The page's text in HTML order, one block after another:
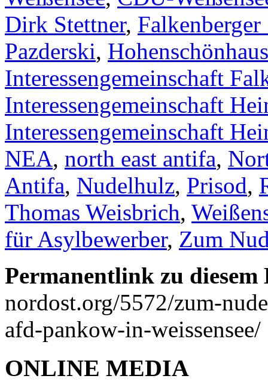
Dirk Stettner, Falkenberger
Pazderski,
Interessengemeinschaft
Interessengemeinschaft
Interessengemeinschaft
NEA, north east antifa,
Antifa, Nudelhulz, Prisod,
Thomas Weisbrich,
für Asylbewerber, Zum
Permanentlink zu
nordost.org/5572/zum-
afd-pankow-in-weissensee/
ONLINE MEDIA